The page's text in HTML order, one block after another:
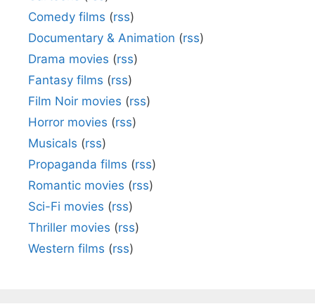
Comedy films (rss)
Documentary & Animation (rss)
Drama movies (rss)
Fantasy films (rss)
Film Noir movies (rss)
Horror movies (rss)
Musicals (rss)
Propaganda films (rss)
Romantic movies (rss)
Sci-Fi movies (rss)
Thriller movies (rss)
Western films (rss)